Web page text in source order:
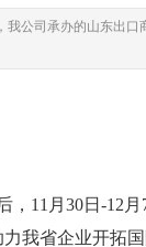
公司承办的山东出口
11月30日-12月
我省企业开拓